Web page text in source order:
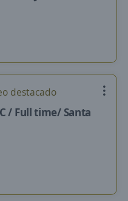
destacado
/ Full time/ Santa